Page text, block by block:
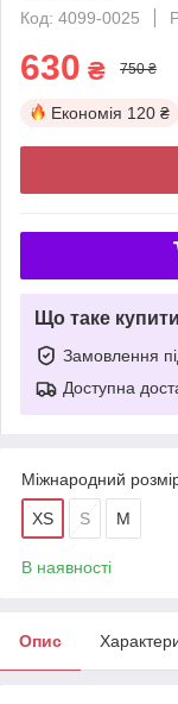
Код: 4099-0025
630 ₴ 750 ₴
Економія 120 ₴
Що таке
Замовлення
Доступна
Міжнародний
XS S M
В наявності
Опис